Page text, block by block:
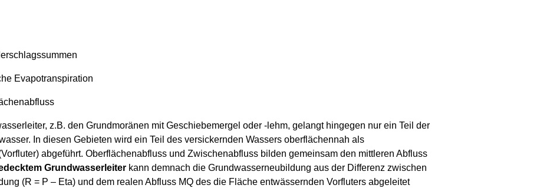
Evapotranspiration
z.B. den Grundmoränen mit Geschiebemergel oder -lehm, gelangt hingegen nur ein Teil der
In diesen Gebieten wird ein Teil des versickernden Wassers oberflächennah als
abgeführt. Oberflächenabfluss und Zwischenabfluss bilden gemeinsam den mittleren Abfluss
Grundwasserleiter kann demnach die Grundwasserneubildung aus der Differenz zwischen
(R = P – Eta) und dem realen Abfluss MQ des die Fläche entwässernden Vorfluters abgeleitet